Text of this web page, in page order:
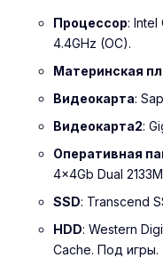
Процессор: Intel
4.4GHz (OC).
Материнская
Видеокарта:
Видеокарта2:
Оперативная
4x4Gb Dual
SSD: Transcend
HDD: Western
Cache. Под игры.